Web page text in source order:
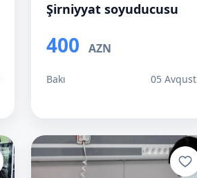
Şirniyyat soyuducusu
400 AZN
Bakı 05 Avqust